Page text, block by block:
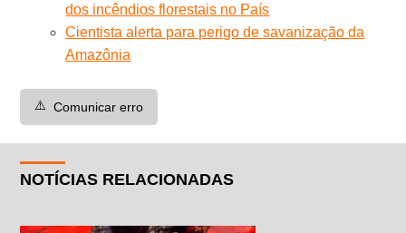
dos incêndios florestais no País
Cientista alerta para perigo de savanização da
Amazônia
⚠️ Comunicar erro
NOTÍCIAS RELACIONADAS